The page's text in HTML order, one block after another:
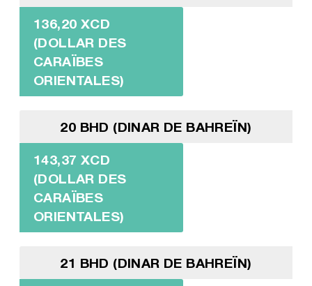
136,20 XCD
(DOLLAR DES
CARAÏBES
ORIENTALES)
20 BHD (DINAR DE BAHREÏN)
143,37 XCD
(DOLLAR DES
CARAÏBES
ORIENTALES)
21 BHD (DINAR DE BAHREÏN)